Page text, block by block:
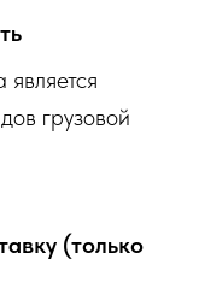
грузовой
(только